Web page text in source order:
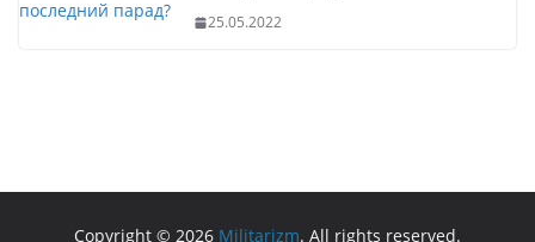
25.05.2022
Copyright © 2026 Militarizm. All rights reserved.